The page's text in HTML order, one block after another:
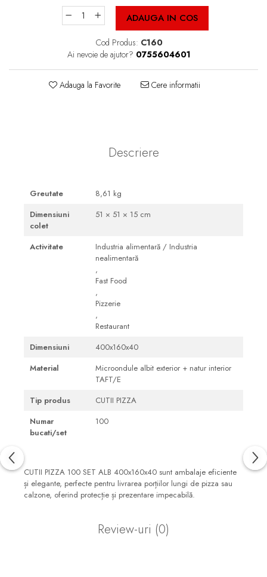
Cutii Fast Food Generic
Cutii Pizza Blank
Triunghiuri si accesorii pizza
ADAUGA IN COS
Cod Produs: C160
Ai nevoie de ajutor? 0755604601
Adauga la Favorite Cere informatii
Descriere
Greutate
8,61 kg
Dimensiuni
colet
51 × 51 × 15 cm
Activitate
Industria alimentară / Industria
nealimentară
,
Fast Food
,
Pizzerie
,
Restaurant
Dimensiuni
400x160x40
Material
Microondule albit exterior + natur interior
TAFT/E
Tip produs
CUTII PIZZA
Numar
bucati/set
100
CUTII PIZZA 100 SET ALB 400x160x40 sunt ambalaje eficiente
și elegante, perfecte pentru livrarea porțiilor lungi de pizza sau
calzone, oferind protecție și prezentare impecabilă.
Review-uri (0)